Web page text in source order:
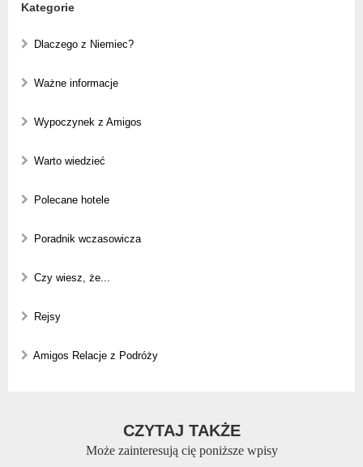
Kategorie
Dlaczego z Niemiec?
Ważne informacje
Wypoczynek z Amigos
Warto wiedzieć
Polecane hotele
Poradnik wczasowicza
Czy wiesz, że...
Rejsy
Amigos Relacje z Podróży
CZYTAJ TAKŻE
Może zainteresują cię poniższe wpisy